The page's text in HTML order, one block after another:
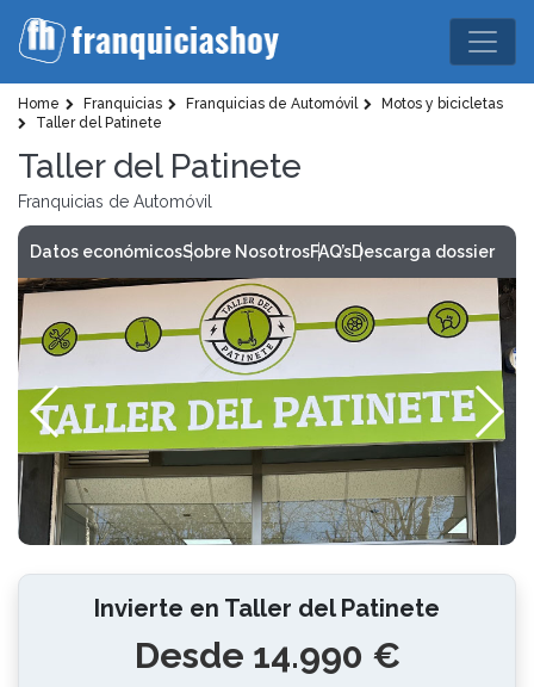
Home Franquicias Franquicias de Automóvil
Motos y bicicletas
Taller del Patinete
Taller del Patinete
Franquicias de Automóvil
Datos económicosSobre NosotrosFAQ’sDescarga dossier
Invierte en Taller del Patinete
Desde 14.990 €